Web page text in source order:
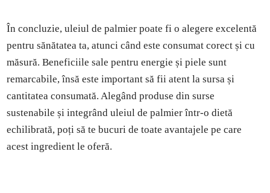
În concluzie, uleiul de palmier poate fi o alegere excelentă
pentru sănătatea ta, atunci când este consumat corect și cu
măsură. Beneficiile sale pentru energie și piele sunt
remarcabile, însă este important să fii atent la sursa și
cantitatea consumată. Alegând produse din surse
sustenabile și integrând uleiul de palmier într-o dietă
echilibrată, poți să te bucuri de toate avantajele pe care
acest ingredient le oferă.